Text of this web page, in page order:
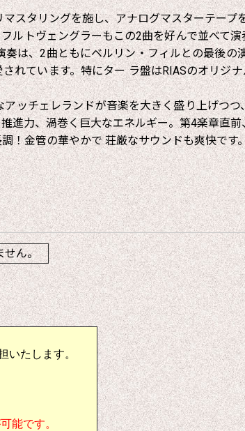
タリングを施し、アナログマスターテープ
トヴェングラーもこの2曲を好んで並べて
は、2曲ともにベルリン・フィルとの最後
れています。特にター ラ盤はRIASのオリジ
チェレランドが音楽を大きく盛り上げつ
進力、渦巻く巨大なエネルギー。第4楽章直
！金管の華やかで 荘厳なサウンドも爽快です
せん。
いたします。
能です。